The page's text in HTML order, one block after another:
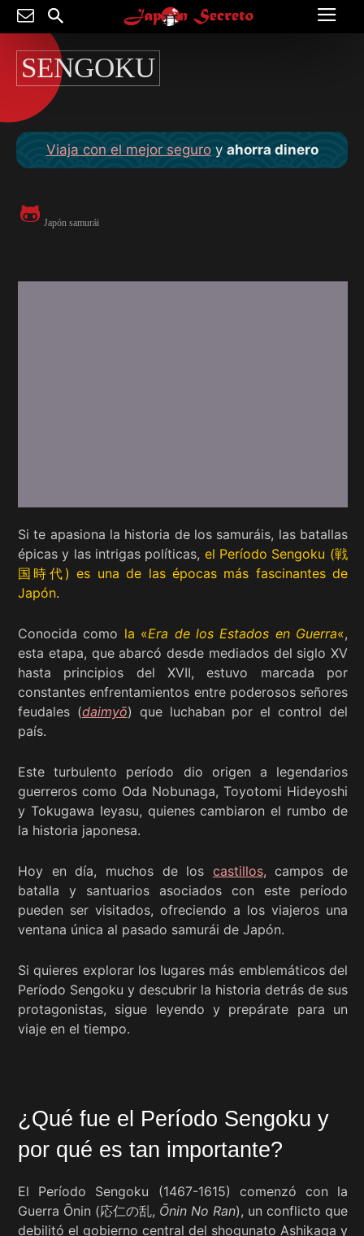
SENGOKU
Viaja con el mejor seguroy ahorra dinero
Japón samurái
Si te apasiona la historia de los samuráis, las batallas
épicas y las intrigas políticas, el Período Sengoku (戦
国時代) es una de las épocas más fascinantes de
Japón.
Conocida como la «Era de los Estados en Guerra«,
esta etapa, que abarcó desde mediados del siglo XV
hasta principios del XVII, estuvo marcada por
constantes enfrentamientos entre poderosos señores
feudales (daimyō) que luchaban por el control del
país.
Este turbulento período dio origen a legendarios
guerreros como Oda Nobunaga, Toyotomi Hideyoshi
y Tokugawa Ieyasu, quienes cambiaron el rumbo de
la historia japonesa.
Hoy en día, muchos de los castillos, campos de
batalla y santuarios asociados con este período
pueden ser visitados, ofreciendo a los viajeros una
ventana única al pasado samurái de Japón.
Si quieres explorar los lugares más emblemáticos del
Período Sengoku y descubrir la historia detrás de sus
protagonistas, sigue leyendo y prepárate para un
viaje en el tiempo.
¿Qué fue el Período Sengoku y
por qué es tan importante?
El Período Sengoku (1467-1615) comenzó con la
Guerra Ōnin (応仁の乱, Ōnin No Ran), un conflicto que
debilitó el gobierno central del shogunato Ashikaga y